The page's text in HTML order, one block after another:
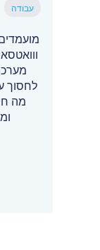
עבודה
לחסוך
מה